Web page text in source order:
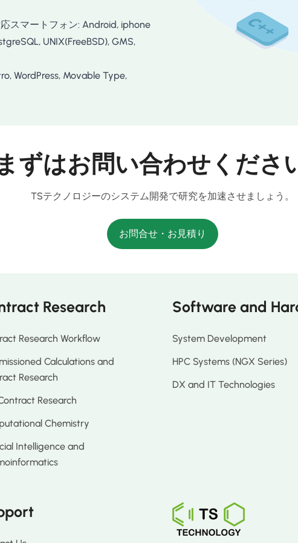
スマートフォン: Android, iphone
UNIX(FreeBSD), GMS,
WordPress, Movable Type,
ずはお問い合わせくださ
TSテクノロジーのシステム開発で研究を加速させましょう。
お問合せ・お見積り
Research
Research Workflow
Calculations and
Research
Research
Chemistry
Intelligence and
Software and
System Development
HPC Systems (NGX Series)
DX and IT Technologies